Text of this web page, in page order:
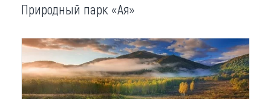
Природный парк «Ая»